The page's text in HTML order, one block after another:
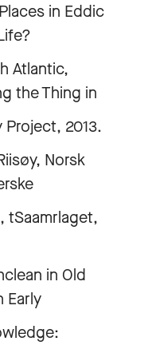
in Eddic
Atlantic,
the Thing in
Project, 2013.
Norsk
tSaamrlaget,
in Old
Early